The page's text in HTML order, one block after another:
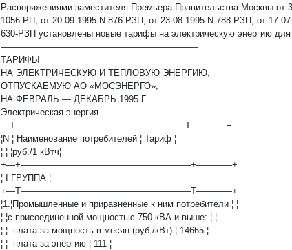
Распоряжениями заместителя Премьера Правительства Москвы от
1056-РП, от 20.09.1995 N 876-РЗП, от 23.08.1995 N 788-РЗП, от
630-РЗП установлены новые тарифы на электрическую энергию для
——————————————————————
ТАРИФЫ
НА ЭЛЕКТРИЧЕСКУЮ И ТЕПЛОВУЮ ЭНЕРГИЮ,
ОТПУСКАЕМУЮ АО «МОСЭНЕРГО»,
НА ФЕВРАЛЬ — ДЕКАБРЬ 1995 Г.
Электрическая энергия
—T———————————————————T————¬
¦N ¦ Наименование потребителей ¦ Тариф ¦
¦ ¦ ¦руб./1 кВтч¦
+—+———————————————————+————+
¦ I ГРУППА ¦
+—T———————————————————T————+
¦1.¦Промышленные и приравненные к ним потребители ¦ ¦
¦ ¦с присоединенной мощностью 750 кВА и выше: ¦ ¦
¦ ¦- плата за мощность в месяц (руб./кВт) ¦ 14665 ¦
¦ ¦- плата за энергию ¦ 111 ¦